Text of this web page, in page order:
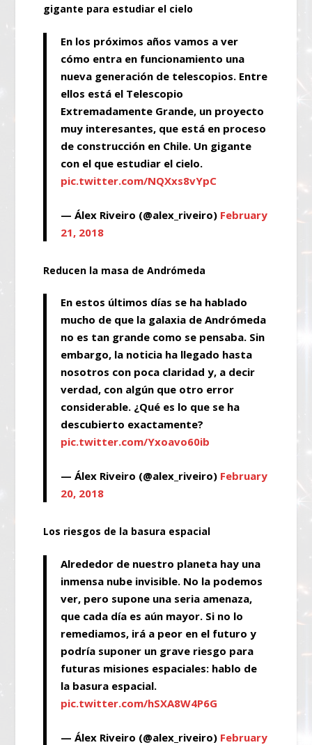
gigante para estudiar el cielo
En los próximos años vamos a ver
cómo entra en funcionamiento una
nueva generación de telescopios. Entre
ellos está el Telescopio
Extremadamente Grande, un proyecto
muy interesantes, que está en proceso
de construcción en Chile. Un gigante
con el que estudiar el cielo.
pic.twitter.com/NQXxs8vYpC
— Álex Riveiro (@alex_riveiro) February
21, 2018
Reducen la masa de Andrómeda
En estos últimos días se ha hablado
mucho de que la galaxia de Andrómeda
no es tan grande como se pensaba. Sin
embargo, la noticia ha llegado hasta
nosotros con poca claridad y, a decir
verdad, con algún que otro error
considerable. ¿Qué es lo que se ha
descubierto exactamente?
pic.twitter.com/Yxoavo60ib
— Álex Riveiro (@alex_riveiro) February
20, 2018
Los riesgos de la basura espacial
Alrededor de nuestro planeta hay una
inmensa nube invisible. No la podemos
ver, pero supone una seria amenaza,
que cada día es aún mayor. Si no lo
remediamos, irá a peor en el futuro y
podría suponer un grave riesgo para
futuras misiones espaciales: hablo de
la basura espacial.
pic.twitter.com/hSXA8W4P6G
— Álex Riveiro (@alex_riveiro) February